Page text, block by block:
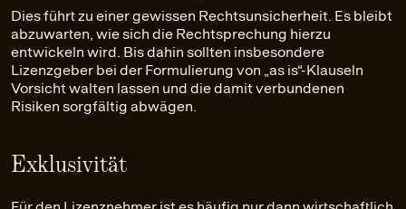
Dies führt zu einer gewissen Rechtsunsicherheit. Es bleibt
abzuwarten, wie sich die Rechtsprechung hierzu
entwickeln wird. Bis dahin sollten insbesondere
Lizenzgeber bei der Formulierung von „as is“-Klauseln
Vorsicht walten lassen und die damit verbundenen
Risiken sorgfältig abwägen.
Exklusivität